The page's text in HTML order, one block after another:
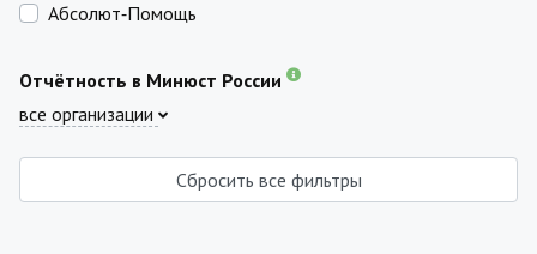
Абсолют‑Помощь
Отчётность в Минюст России
все организации
Сбросить все фильтры